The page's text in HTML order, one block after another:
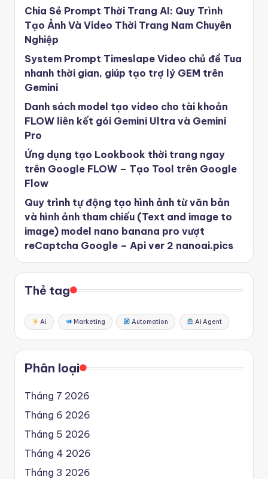
Chia Sẻ Prompt Thời Trang AI: Quy Trình
Tạo Ảnh Và Video Thời Trang Nam Chuyên
Nghiệp
System Prompt Timeslape Video chủ đề Tua
nhanh thời gian, giúp tạo trợ lý GEM trên
Gemini
Danh sách model tạo video cho tài khoản
FLOW liên kết gói Gemini Ultra và Gemini
Pro
Ứng dụng tạo Lookbook thời trang ngay
trên Google FLOW – Tạo Tool trên Google
Flow
Quy trình tự động tạo hình ảnh từ văn bản
và hình ảnh tham chiếu (Text and image to
image) model nano banana pro vượt
reCaptcha Google – Api ver 2 nanoai.pics
Thẻ tag
Ai Marketing Automation Ai Agent
Phân loại
Tháng 7 2026
Tháng 6 2026
Tháng 5 2026
Tháng 4 2026
Tháng 3 2026